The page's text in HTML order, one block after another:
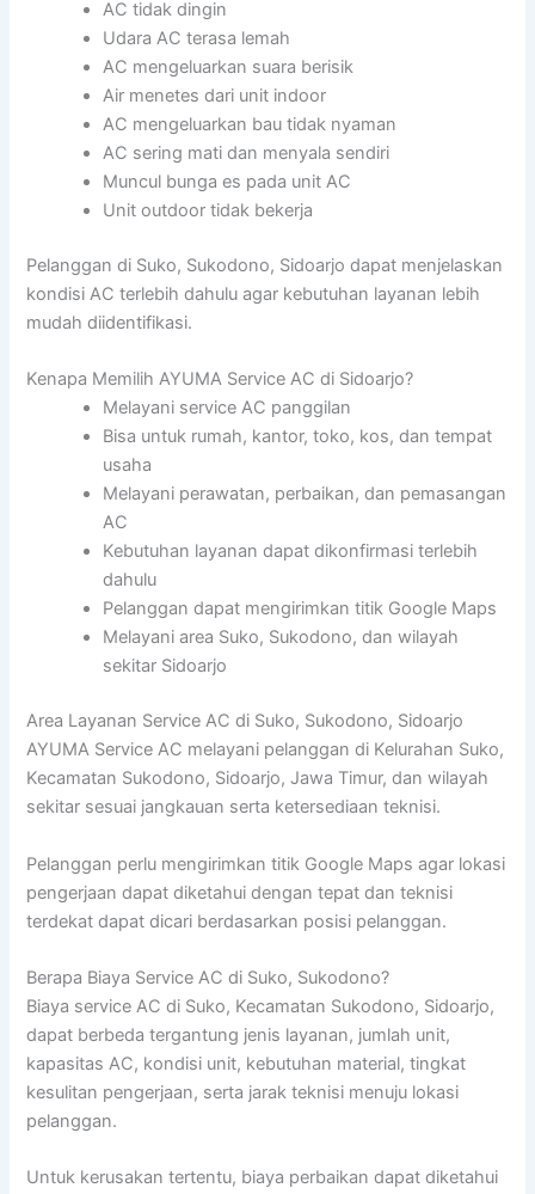
AC tidak dingin
Udara AC terasa lemah
AC mengeluarkan suara berisik
Air menetes dari unit indoor
AC mengeluarkan bau tidak nyaman
AC sering mati dan menyala sendiri
Muncul bunga es pada unit AC
Unit outdoor tidak bekerja
Pelanggan di Suko, Sukodono, Sidoarjo dapat menjelaskan
kondisi AC terlebih dahulu agar kebutuhan layanan lebih
mudah diidentifikasi.
Kenapa Memilih AYUMA Service AC di Sidoarjo?
Melayani service AC panggilan
Bisa untuk rumah, kantor, toko, kos, dan tempat
usaha
Melayani perawatan, perbaikan, dan pemasangan
AC
Kebutuhan layanan dapat dikonfirmasi terlebih
dahulu
Pelanggan dapat mengirimkan titik Google Maps
Melayani area Suko, Sukodono, dan wilayah
sekitar Sidoarjo
Area Layanan Service AC di Suko, Sukodono, Sidoarjo
AYUMA Service AC melayani pelanggan di Kelurahan Suko,
Kecamatan Sukodono, Sidoarjo, Jawa Timur, dan wilayah
sekitar sesuai jangkauan serta ketersediaan teknisi.
Pelanggan perlu mengirimkan titik Google Maps agar lokasi
pengerjaan dapat diketahui dengan tepat dan teknisi
terdekat dapat dicari berdasarkan posisi pelanggan.
Berapa Biaya Service AC di Suko, Sukodono?
Biaya service AC di Suko, Kecamatan Sukodono, Sidoarjo,
dapat berbeda tergantung jenis layanan, jumlah unit,
kapasitas AC, kondisi unit, kebutuhan material, tingkat
kesulitan pengerjaan, serta jarak teknisi menuju lokasi
pelanggan.
Untuk kerusakan tertentu, biaya perbaikan dapat diketahui